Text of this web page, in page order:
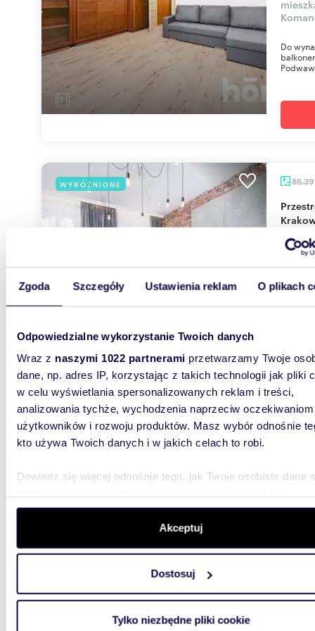
Zgoda Szczegóły Ustawienia reklam O plikach
Odpowiedzialne wykorzystanie Twoich danych
Wraz z naszymi 1022 partnerami przetwarzamy Twoje
dane, np. adres IP, korzystając z takich technologii jak pliki
w celu wyświetlania spersonalizowanych reklam i treści,
analizowania tychże, wychodzenia naprzeciw oczekiwaniom
użytkowników i rozwoju produktów. Masz wybór odnośnie
kto używa Twoich danych i w jakich celach to robi.
Dowiedz się więcej odnośnie tego, jak Twoje osobiste dane
szczegółów. W Deklaracji plików cookie możesz zmienić
wycofać swoją zgodę w dowolnej chwili.
aby oferować funkcje społecznościowe i analizować ruch w
witrynie. Informacje o tym, jak korzystasz z naszej witryny,
analitycznym. Partnerzy mogą połączyć te informacje z
Akceptuj
Dostosuj
Tylko niezbędne pliki cookie
Do
WYRÓŻNIONE 86,39
Przestronne 3-pokojowe mieszkanie w centrum
4
Komfortowe 3-pokojowe mieszkanie 46 m² w